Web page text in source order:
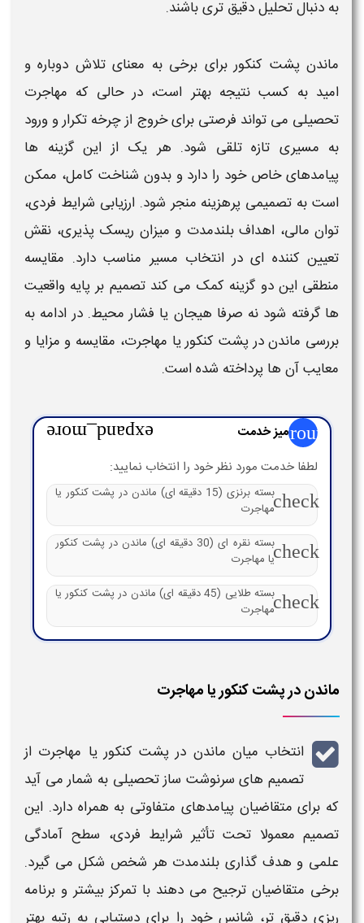
به دنبال تحلیل دقیق تری باشند.
ماندن پشت کنکوربرای برخی به معنای تلاش دوباره و
امید به کسب نتیجه بهتر است، در حالی که مهاجرت
تحصیلی می تواند فرصتی برای خروج از چرخه تکرار و ورود
به مسیری تازه تلقی شود. هر یک از این گزینه ها
پیامدهای خاص خود را دارد و بدون شناخت کامل، ممکن
است به تصمیمی پرهزینه منجر شود. ارزیابی شرایط فردی،
توان مالی، اهداف بلندمدت و میزان ریسک پذیری، نقش
تعیین کننده ای در انتخاب مسیر مناسب دارد. مقایسه
منطقی این دو گزینه کمک می کند تصمیم بر پایه واقعیت
ها گرفته شود نه صرفا هیجان یا فشار محیط. در ادامه به
بررسی ماندن در پشت کنکور یا مهاجرت، مقایسه و مزایا و
معایبآن ها پرداخته شده است.
groupمیز خدمت expand_more
لطفا خدمت مورد نظر خود را انتخاب نمایید:
check
بسته برنزی (15 دقیقه ای) ماندن در پشت کنکور یا
مهاجرت
check
بسته نقره ای (30 دقیقه ای) ماندن در پشت کنکور
یا مهاجرت
check
بسته طلایی (45 دقیقه ای) ماندن در پشت کنکور یا
مهاجرت
ماندن در پشت کنکور یا مهاجرت
انتخاب میان ماندن در پشت کنکور یا مهاجرت از
تصمیم های سرنوشت ساز تحصیلی به شمار می آید
که برای متقاضیان پیامدهای متفاوتی به همراه دارد. این
تصمیم معمولا تحت تأثیر شرایط فردی، سطح آمادگی
علمی و هدف گذاری بلندمدت هر شخص شکل می گیرد.
برخی متقاضیان ترجیح می دهند با تمرکز بیشتر و برنامه
ریزی دقیق تر، شانس خود را برای دستیابی به رتبه بهتر